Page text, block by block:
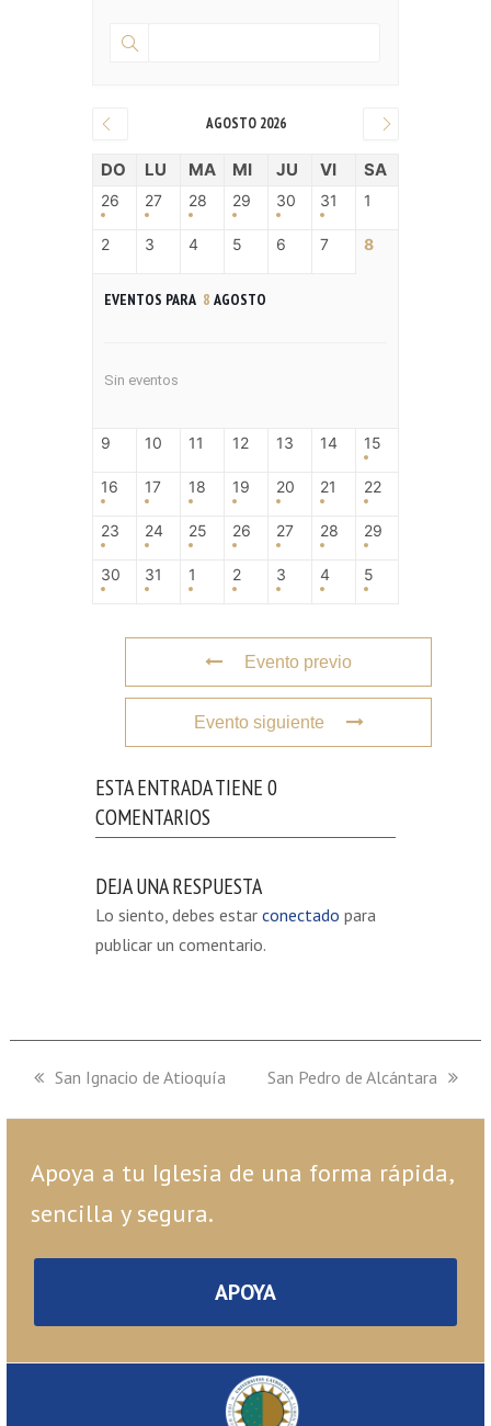
AGOSTO 2026
DO LU MA MI JU VI SA
26 27 28 29 30 31 1
2 3 4 5 6 7 8
EVENTOS PARA 8 AGOSTO
Sin eventos
9 10 11 12 13 14 15
16 17 18 19 20 21 22
23 24 25 26 27 28 29
30 31 1 2 3 4 5
Evento previo
Evento siguiente
ESTA ENTRADA TIENE 0
COMENTARIOS
DEJA UNA RESPUESTA
Lo siento, debes estar conectado para
publicar un comentario.
previous
San Ignacio de Atioquía
next
San Pedro de Alcántara
Apoya a tu Iglesia de una forma rápida,
sencilla y segura.
APOYA